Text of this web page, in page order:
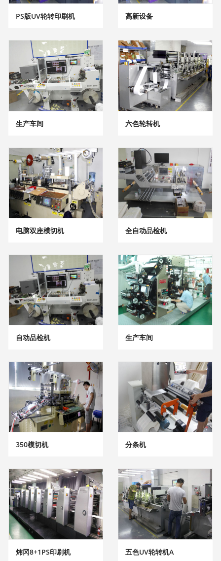
PS版UV轮转印刷机 高新设备
生产车间 六色轮转机
电脑双座模切机 全自动品检机
自动品检机 生产车间
350模切机 分条机
炜冈8+1PS印刷机 五色UV轮转机A